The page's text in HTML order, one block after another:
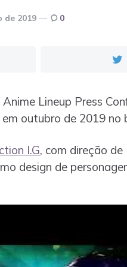
de 2019 0
Lineup Press
outubro de 2019 no
I.G, com direção
design de